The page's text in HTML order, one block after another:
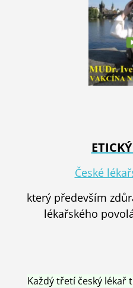
České
který především
lékařského
Každý třetí český